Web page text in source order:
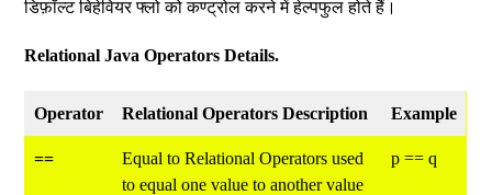
डिफ़ॉल्ट बिहेवियर फ्लो को कण्ट्रोल करने में हेल्पफुल होते हैं।
Relational Java Operators Details.
Operator Relational Operators Description Example
==
Equal to Relational Operators used
to equal one value to another value
p == q